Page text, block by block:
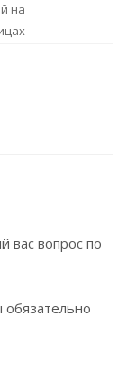
на
вас вопрос по